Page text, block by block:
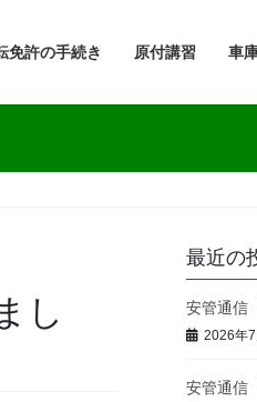
免許の手続き 原付講習 車
し
最近の
安管通信
2026年
安管通信